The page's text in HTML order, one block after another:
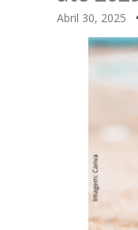
Abril 30, 2025